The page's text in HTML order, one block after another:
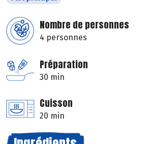
Nombre de personnes
4 personnes
Préparation
30 min
Cuisson
20 min